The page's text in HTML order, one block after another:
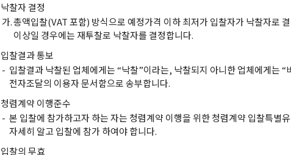
낙찰자 결정
가.총액입찰(VAT 포함) 방식으로 예정가격 이하 최저가 입찰자가 낙찰자로
이상일 경우에는 재투찰로 낙찰자를 결정합니다.
입찰결과 통보
- 입찰결과 낙찰된 업체에게는 “낙찰”이라는, 낙찰되지 아니한 업체에게는
전자조달의 이용자 문서함으로 송부합니다.
청렴계약 이행준수
- 본 입찰에 참가하고자 하는 자는 청렴계약 이행을 위한 청렴계약 입찰특별
자세히 알고 입찰에 참가 하여야 합니다.
입찰의 무효